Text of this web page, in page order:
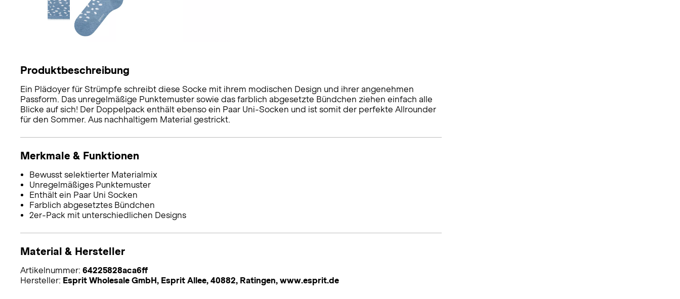
Produktbeschreibung
Ein Plädoyer für Strümpfe schreibt diese Socke mit ihrem modischen Design und ihrer angenehmen
Passform. Das unregelmäßige Punktemuster sowie das farblich abgesetzte Bündchen ziehen einfach alle
Blicke auf sich! Der Doppelpack enthält ebenso ein Paar Uni-Socken und ist somit der perfekte Allrounder
für den Sommer. Aus nachhaltigem Material gestrickt.
Merkmale & Funktionen
Bewusst selektierter Materialmix
Unregelmäßiges Punktemuster
Enthält ein Paar Uni Socken
Farblich abgesetztes Bündchen
2er-Pack mit unterschiedlichen Designs
Material & Hersteller
Artikelnummer: 64225828aca6ff
Hersteller: Esprit Wholesale GmbH, Esprit Allee, 40882, Ratingen, www.esprit.de